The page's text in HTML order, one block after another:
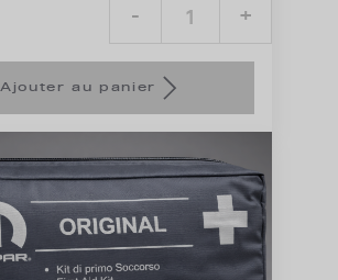
- +
Ajouter au panier